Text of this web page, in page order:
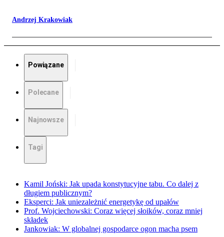
Andrzej Krakowiak
Powiązane
Polecane
Najnowsze
Tagi
Kamil Joński: Jak upada konstytucyjne tabu. Co dalej z
długiem publicznym?
Eksperci: Jak uniezależnić energetykę od upałów
Prof. Wojciechowski: Coraz więcej słoików, coraz mniej
składek
Jankowiak: W globalnej gospodarce ogon macha psem